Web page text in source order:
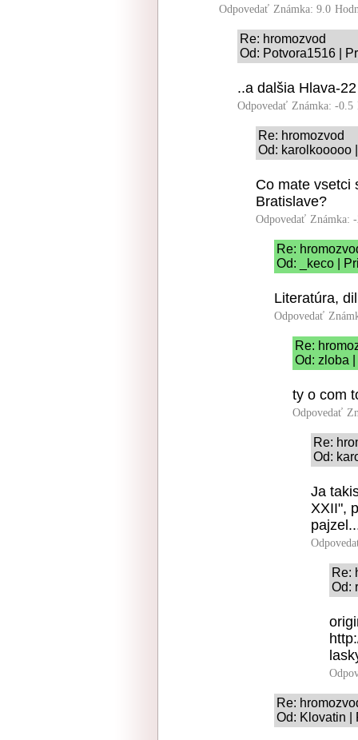
Odpovedať Známka: 9.0
Re: hromozvod
Od: Potvora1516 |
..a dalšia Hlava-
Odpovedať Známka: -0.5
Re: hromozvod
Od: karolkooooo
Co mate vsetci
Bratislave?
Odpovedať Známka:
Re:
Od: _keco |
Literatúra,
Odpovedať
Re:
Od: zloba
ty o com
Odpovedať
Re:
Od:
Ja
XXII",
Re:
Od:
Re:
Od: Klovatin |